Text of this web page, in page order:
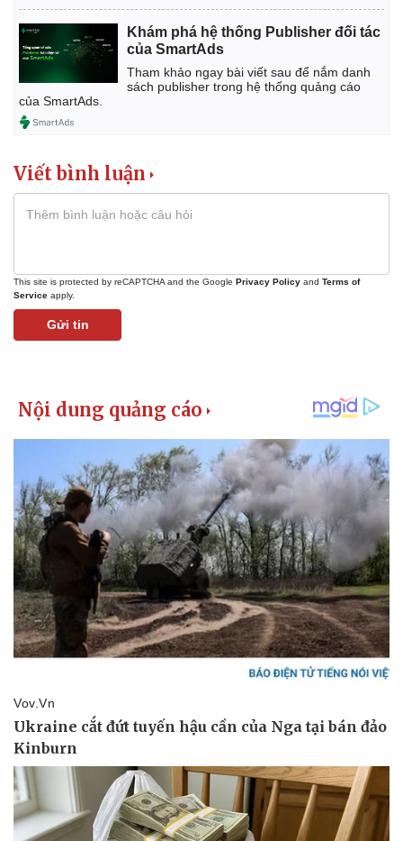
Pháp luật
Vụ án
Tin nóng
Quân sự - Quốc phòng
Vũ khí
Việt Nam
Khám phá hệ thống Publisher đối tác
của SmartAds
Tham khảo ngay bài viết sau để nắm danh
sách publisher trong hệ thống quảng cáo
của SmartAds.
Viết bình luận
This site is protected by reCAPTCHA and the Google Privacy Policy and Terms of
Service apply.
Gửi tin